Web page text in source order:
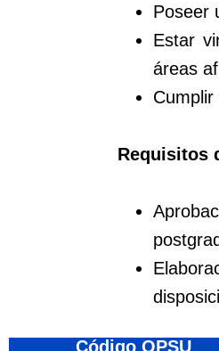
Poseer
Estar
áreas
Requisitos
Código OPSU